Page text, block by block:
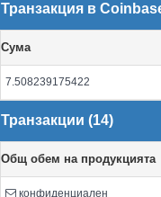
Транзакция в
Сума
7.508239175422
Транзакции (14)
Общ обем на продукцията
конфиденциален